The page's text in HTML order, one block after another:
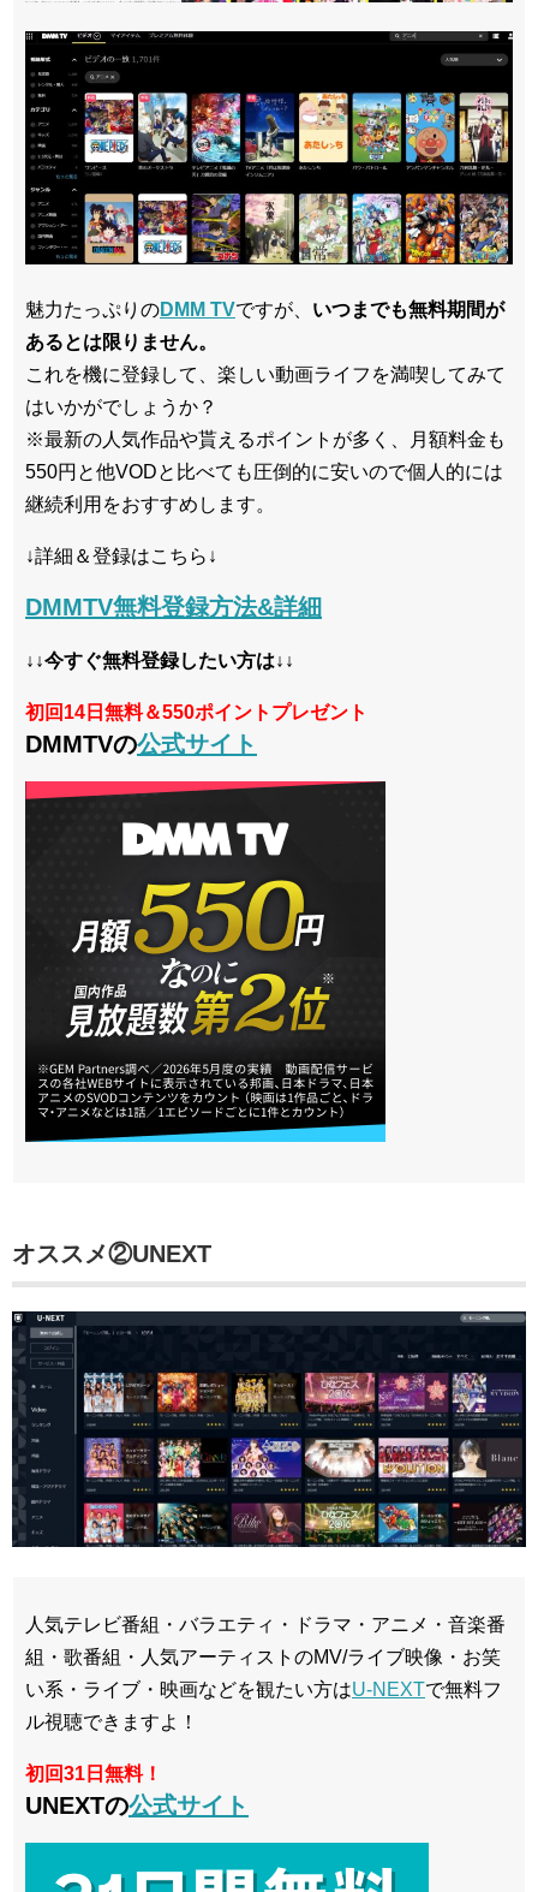
魅力たっぷりのDMM TVですが、 いつまでも無料期間が
あるとは限りません。
これを機に登録して、楽しい動画ライフを満喫してみて
はいかがでしょうか？
※最新の人気作品や貰えるポイントが多く、月額料金も
550円と他VODと比べても圧倒的に安いので個人的には
継続利用をおすすめします。
↓詳細＆登録はこちら↓
DMMTV無料登録方法&詳細
↓↓今すぐ無料登録したい方は↓↓
初回14日無料＆550ポイントプレゼント
DMMTVの公式サイト
オススメ②UNEXT
人気テレビ番組・バラエティ・ドラマ・アニメ・音楽番
組・歌番組・人気アーティストのMV/ライブ映像・お笑
い系・ライブ・映画などを観たい方はU-NEXTで無料フ
ル視聴できますよ！
初回31日無料！
UNEXTの公式サイト